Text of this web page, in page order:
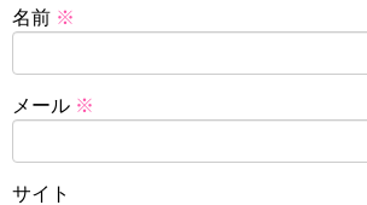
名前 ※
メール ※
サイト